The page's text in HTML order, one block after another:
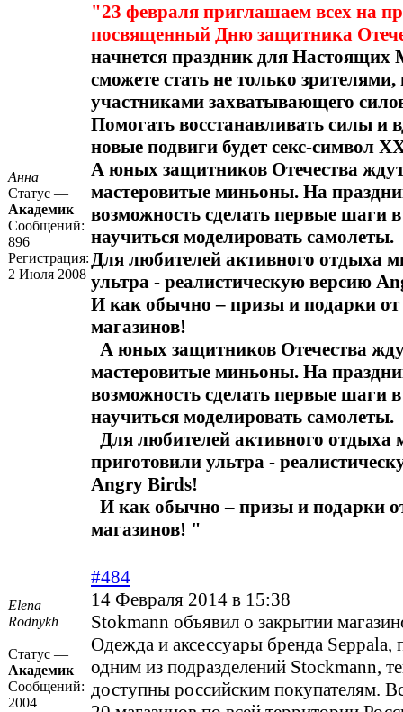
Анна
Статус —
Академик
Сообщений:
896
Регистрация:
2 Июля 2008
"23 февраля приглашаем всех на
посвященный Дню защитника
начнется праздник для
сможете стать не только зрителями,
участниками захватывающего
Помогать восстанавливать силы и
новые подвиги будет секс-символ
А юных защитников Отечества
мастеровитые миньоны. На
возможность сделать первые шаги
научиться моделировать самолеты.
Для любителей активного отдыха
ультра - реалистическую версию
И как обычно – призы и подарки
магазинов!
А юных защитников Отечества
мастеровитые миньоны. На
возможность сделать первые шаги
научиться моделировать самолеты.
Для любителей активного отдыха
приготовили ультра -
Angry Birds!
И как обычно – призы и подарки
магазинов! "
Elena
Rodnykh
Статус —
Академик
Сообщений:
2004
#484
14 Февраля 2014 в 15:38
Stokmann объявил о закрытии
Одежда и аксессуары бренда Seppala,
одним из подразделений Stockmann,
доступны российским покупателям.